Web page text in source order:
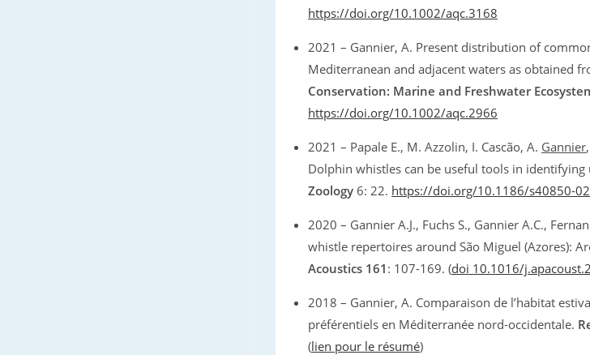
https://doi.org/10.1002/aqc.3168
2021 – Gannier, A. Present distribution of
Mediterranean and adjacent waters as obtained
Conservation: Marine and Freshwater
https://doi.org/10.1002/aqc.2966
2021 – Papale E., M. Azzolin, I. Cascão, A. Gannier
Dolphin whistles can be useful tools in
Zoology 6: 22. https://doi.org/10.1186/s40850-
2020 – Gannier A.J., Fuchs S., Gannier A.C.,
whistle repertoires around São Miguel (Azores):
Acoustics 161 : 107-169. (doi 10.1016/
2018 – Gannier, A. Comparaison de l’habitat
préférentiels en Méditerranée nord-occidentale.
(lien pour le résumé)